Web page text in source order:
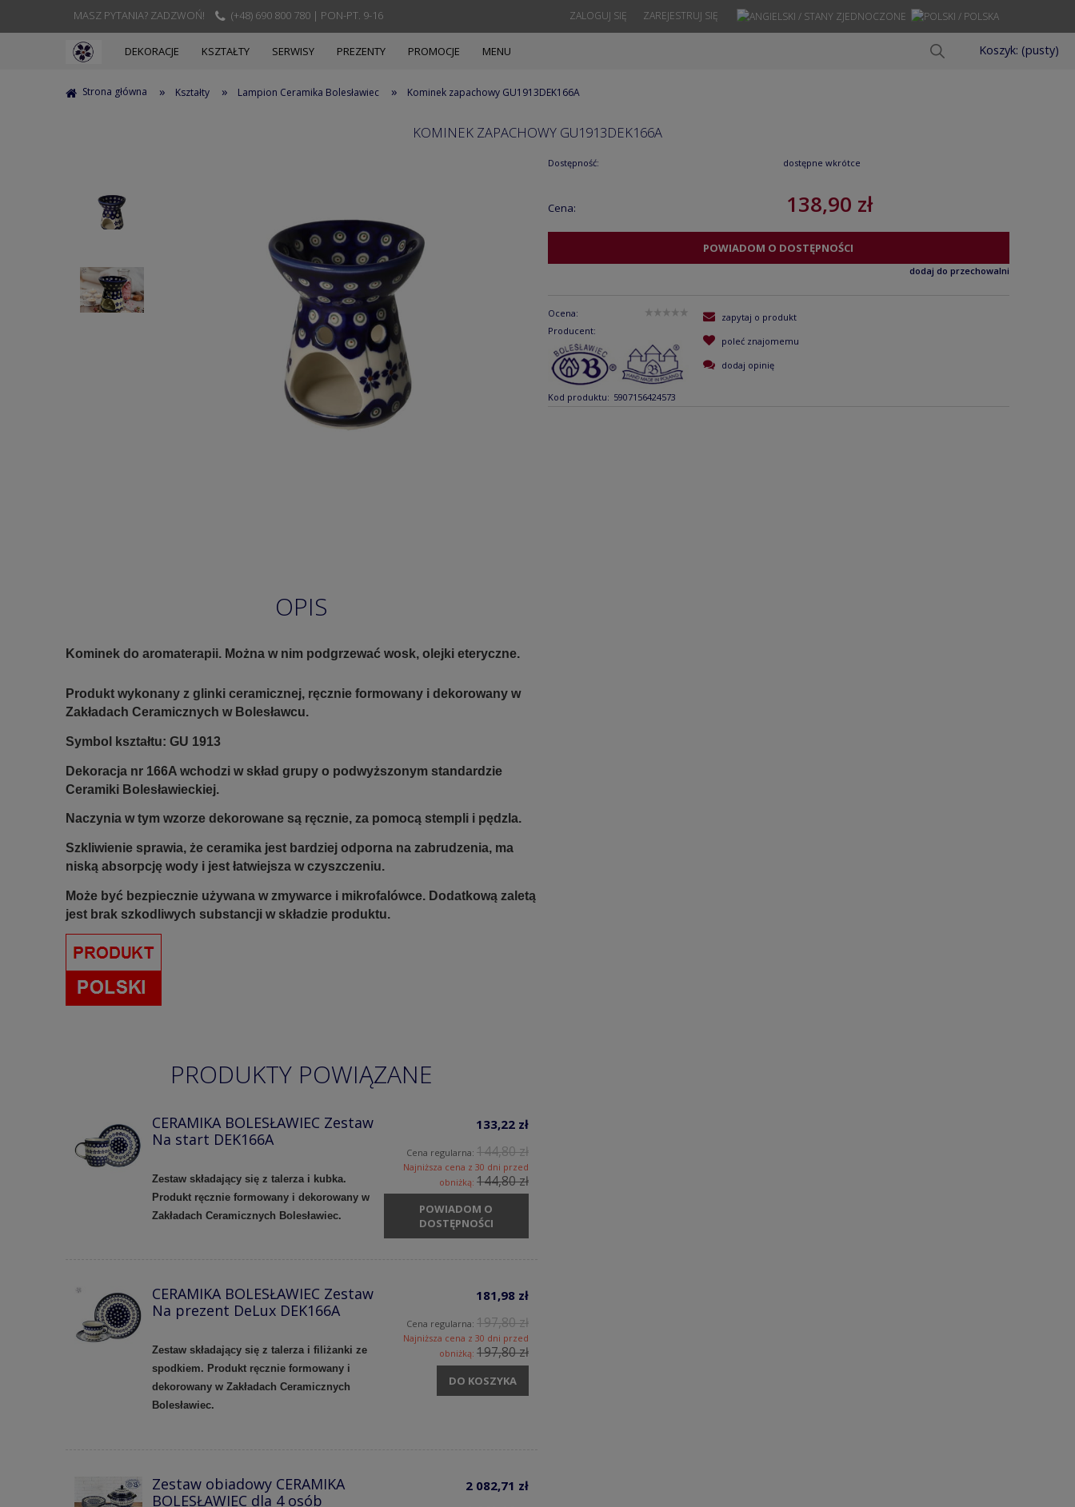
MASZ PYTANIA? ZADZWOŃ! (+48) 690 800 780 | PON-PT. 9-16 ZAREJESTRUJ SIĘ
ZALOGUJ SIĘ
Koszyk: (pusty)
DEKORACJE KSZTAŁTY SERWISY PREZENTY PROMOCJE MENU
Strona główna » Kształty » Lampion Ceramika Bolesławiec » Kominek zapachowy GU1913DEK166A
KOMINEK ZAPACHOWY GU1913DEK166A
Dostępność: dostępne wkrótce
Cena: 138,90 zł
POWIADOM O DOSTĘPNOŚCI
dodaj do przechowalni
Ocena:
Producent:
Kod produktu: 5907156424573
zapytaj o produkt
poleć znajomemu
dodaj opinię
OPIS
Kominek do aromaterapii. Można w nim podgrzewać wosk, olejki eteryczne.
Produkt wykonany z glinki ceramicznej, ręcznie formowany i dekorowany w
Zakładach Ceramicznych w Bolesławcu.
Symbol kształtu: GU 1913
Dekoracja nr 166A wchodzi w skład grupy o podwyższonym standardzie
Ceramiki Bolesławieckiej.
Naczynia w tym wzorze dekorowane są ręcznie, za pomocą stempli i pędzla.
Szkliwienie sprawia, że ceramika jest bardziej odporna na zabrudzenia, ma
niską absorpcję wody i jest łatwiejsza w czyszczeniu.
Może być bezpiecznie używana w zmywarce i mikrofalówce. Dodatkową zaletą
jest brak szkodliwych substancji w składzie produktu.
PRODUKTY POWIĄZANE
CERAMIKA BOLESŁAWIEC Zestaw
Na start DEK166A
Zestaw składający się z talerza i kubka.
Produkt ręcznie formowany i dekorowany w
Zakładach Ceramicznych Bolesławiec.
133,22 zł
Cena regularna: 144,80 zł
Najniższa cena z 30 dni przed
obniżką: 144,80 zł
POWIADOM O
DOSTĘPNOŚCI
CERAMIKA BOLESŁAWIEC Zestaw
Na prezent DeLux DEK166A
Zestaw składający się z talerza i filiżanki ze
spodkiem. Produkt ręcznie formowany i
dekorowany w Zakładach Ceramicznych
Bolesławiec.
181,98 zł
Cena regularna: 197,80 zł
Najniższa cena z 30 dni przed
obniżką: 197,80 zł
DO KOSZYKA
Zestaw obiadowy CERAMIKA
BOLESŁAWIEC dla 4 osób
2 082,71 zł